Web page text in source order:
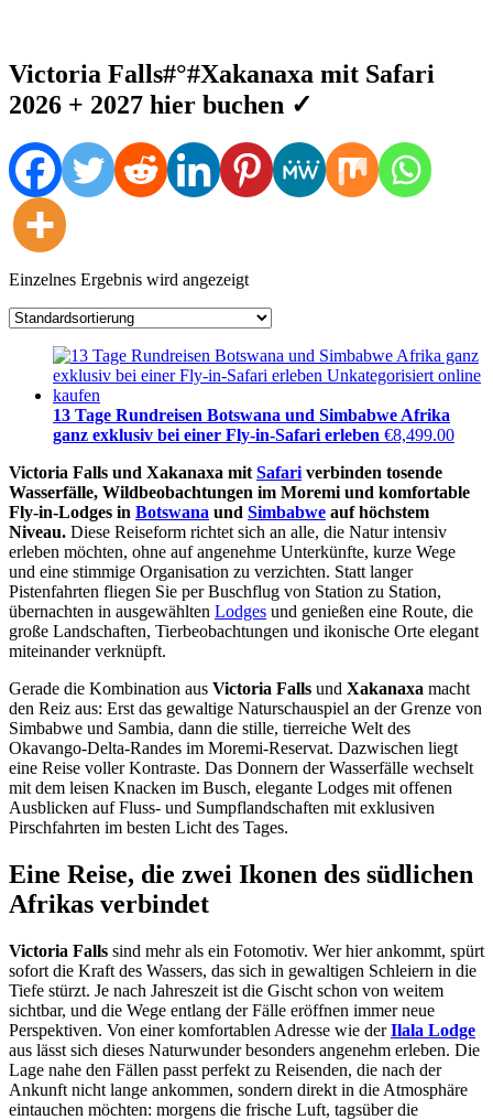
Victoria Falls#°#Xakanaxa mit Safari
2026 + 2027 hier buchen ✓
Einzelnes Ergebnis wird angezeigt
13 Tage Rundreisen Botswana und Simbabwe Afrika
ganz exklusiv bei einer Fly-in-Safari erleben €8,499.00
Victoria Falls und Xakanaxa mit Safari verbinden tosende
Wasserfälle, Wildbeobachtungen im Moremi und komfortable
Fly-in-Lodges in Botswana und Simbabwe auf höchstem
Niveau. Diese Reiseform richtet sich an alle, die Natur intensiv
erleben möchten, ohne auf angenehme Unterkünfte, kurze Wege
und eine stimmige Organisation zu verzichten. Statt langer
Pistenfahrten fliegen Sie per Buschflug von Station zu Station,
übernachten in ausgewählten Lodges und genießen eine Route, die
große Landschaften, Tierbeobachtungen und ikonische Orte elegant
miteinander verknüpft.
Gerade die Kombination aus Victoria Falls und Xakanaxa macht
den Reiz aus: Erst das gewaltige Naturschauspiel an der Grenze von
Simbabwe und Sambia, dann die stille, tierreiche Welt des
Okavango-Delta-Randes im Moremi-Reservat. Dazwischen liegt
eine Reise voller Kontraste. Das Donnern der Wasserfälle wechselt
mit dem leisen Knacken im Busch, elegante Lodges mit offenen
Ausblicken auf Fluss- und Sumpflandschaften mit exklusiven
Pirschfahrten im besten Licht des Tages.
Eine Reise, die zwei Ikonen des südlichen
Afrikas verbindet
Victoria Falls sind mehr als ein Fotomotiv. Wer hier ankommt, spürt
sofort die Kraft des Wassers, das sich in gewaltigen Schleiern in die
Tiefe stürzt. Je nach Jahreszeit ist die Gischt schon von weitem
sichtbar, und die Wege entlang der Fälle eröffnen immer neue
Perspektiven. Von einer komfortablen Adresse wie derIlala Lodge
aus lässt sich dieses Naturwunder besonders angenehm erleben. Die
Lage nahe den Fällen passt perfekt zu Reisenden, die nach der
Ankunft nicht lange ankommen, sondern direkt in die Atmosphäre
eintauchen möchten: morgens die frische Luft, tagsüber die